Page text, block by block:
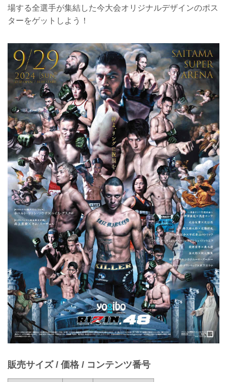
場する全選手が集結した今大会オリジナルデザインのポス
ターをゲットしよう！
販売サイズ / 価格 / コンテンツ番号